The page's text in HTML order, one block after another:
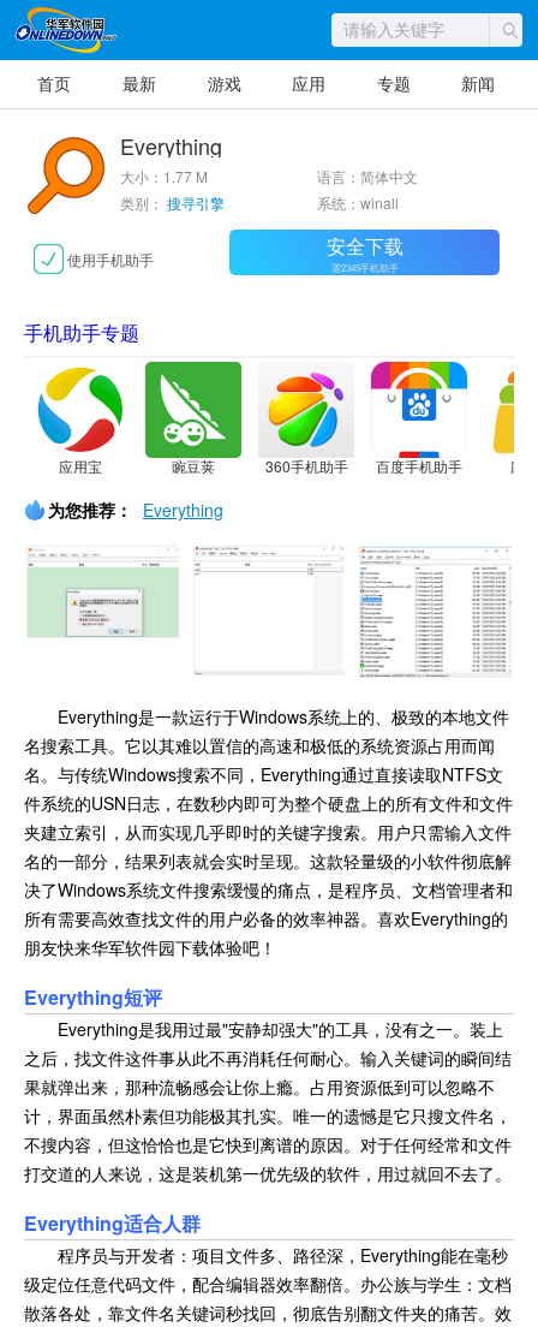
首页 最新 游戏 应用 专题 新闻
Everything
大小：1.77 M
语言：简体中文
类别： 搜寻引擎 系统：winall
使用手机助手 安全下载
需2345手机助手
手机助手专题
应用宝 豌豆荚 360手机助手 百度手机助手 应
为您推荐： Everything
Everything是一款运行于Windows系统上的、极致的本地文件
名搜索工具。它以其难以置信的高速和极低的系统资源占用而闻
名。与传统Windows搜索不同，Everything通过直接读取NTFS文
件系统的USN日志，在数秒内即可为整个硬盘上的所有文件和文件
夹建立索引，从而实现几乎即时的关键字搜索。用户只需输入文件
名的一部分，结果列表就会实时呈现。这款轻量级的小软件彻底解
决了Windows系统文件搜索缓慢的痛点，是程序员、文档管理者和
所有需要高效查找文件的用户必备的效率神器。喜欢Everything的
朋友快来华军软件园下载体验吧！
Everything短评
Everything是我用过最"安静却强大"的工具，没有之一。装上
之后，找文件这件事从此不再消耗任何耐心。输入关键词的瞬间结
果就弹出来，那种流畅感会让你上瘾。占用资源低到可以忽略不
计，界面虽然朴素但功能极其扎实。唯一的遗憾是它只搜文件名，
不搜内容，但这恰恰也是它快到离谱的原因。对于任何经常和文件
打交道的人来说，这是装机第一优先级的软件，用过就回不去了。
Everything适合人群
程序员与开发者：项目文件多、路径深，Everything能在毫秒
级定位任意代码文件，配合编辑器效率翻倍。办公族与学生：文档
散落各处，靠文件名关键词秒找回，彻底告别翻文件夹的痛苦。效